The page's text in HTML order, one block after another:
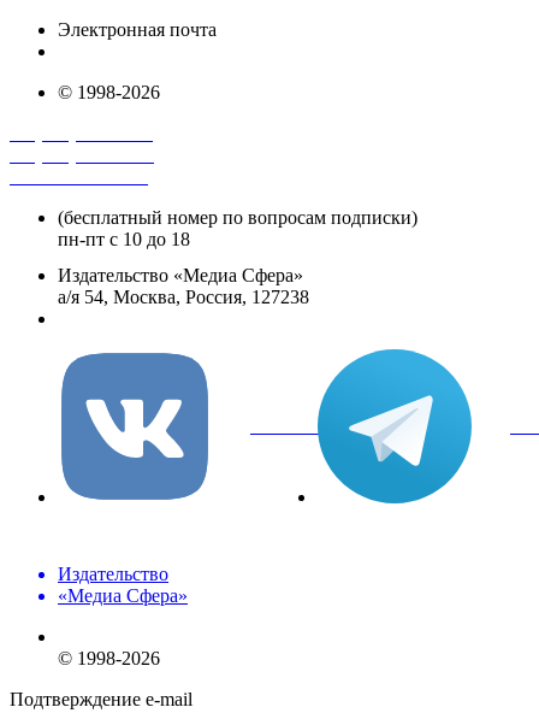
Электронная почта
© 1998-2026
(бесплатный номер по вопросам подписки)
пн-пт с 10 до 18
Издательство «Медиа Сфера»
а/я 54, Москва, Россия, 127238
вКонтакте
Издательство
«Медиа Сфера»
© 1998-2026
Подтверждение e-mail